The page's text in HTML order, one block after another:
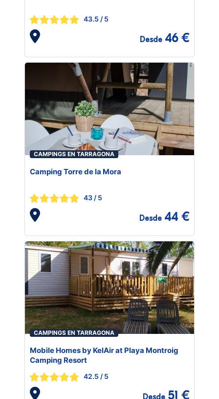
43.5 / 5
Desde 46 €
CAMPINGS EN TARRAGONA
Camping Torre de la Mora
43 / 5
Desde 44 €
CAMPINGS EN TARRAGONA
Mobile Homes by KelAir at Playa Montroig
Camping Resort
42.5 / 5
Desde 51 €